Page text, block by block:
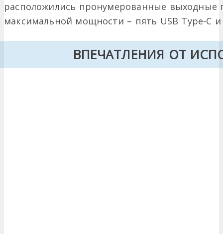
расположились пронумерованные выходные
максимальной мощности – пять USB Type-C и
ВПЕЧАТЛЕНИЯ ОТ